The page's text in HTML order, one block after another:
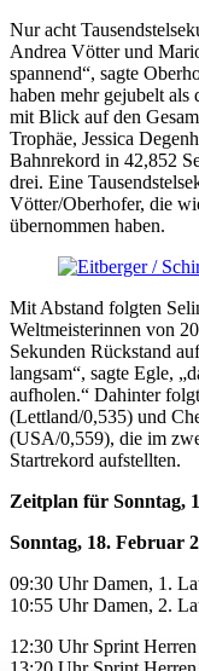
Nur acht
Andrea Vötter und
spannend“, sagte
haben mehr gejubelt
mit Blick auf den
Trophäe, Jessica
Bahnrekord in 42,852
drei. Eine
Vötter/Oberhofer, die
übernommen haben.
Mit Abstand folgten
Weltmeisterinnen von
Sekunden Rückstand
langsam“, sagte Egle,
aufholen.“ Dahinter
(Lettland/0,535) und
(USA/0,559), die im
Startrekord aufstellten.
Zeitplan für Sonntag,
Sonntag, 18. Februar
09:30 Uhr Damen, 1.
10:55 Uhr Damen, 2.
12:30 Uhr Sprint Herren